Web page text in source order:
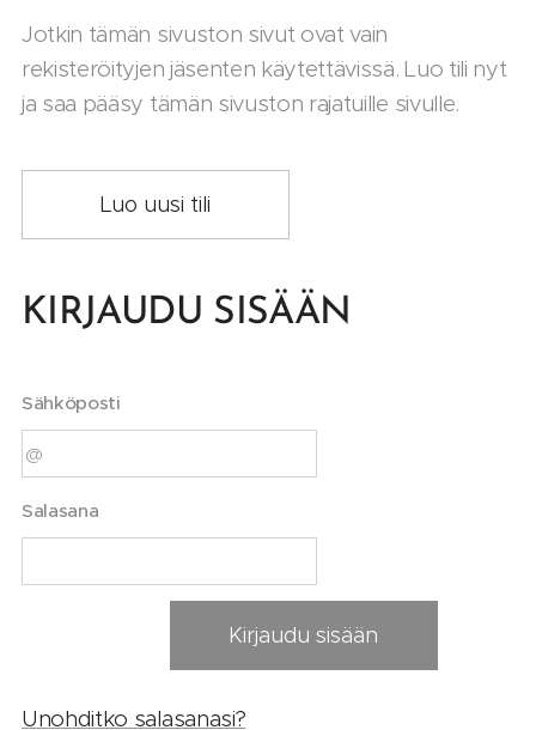
Jotkin tämän sivuston sivut ovat vain
rekisteröityjen jäsenten käytettävissä. Luo tili nyt
ja saa pääsy tämän sivuston rajatuille sivulle.
Luo uusi tili
KIRJAUDU SISÄÄN
Sähköposti
Salasana
Kirjaudu sisään
Unohditko salasanasi?